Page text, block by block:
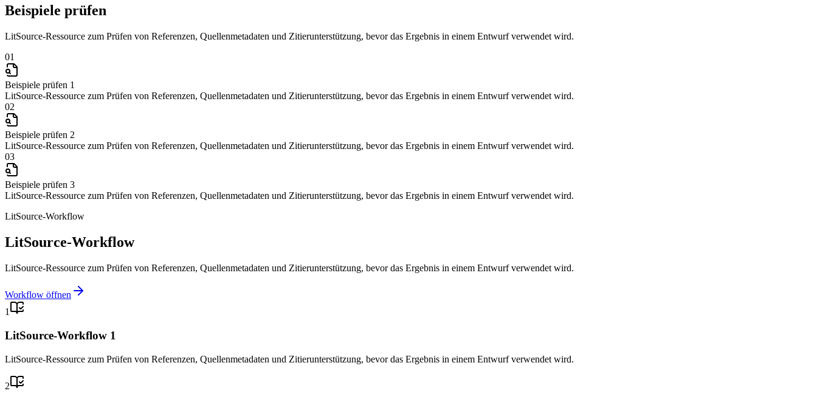
Beispiele prüfen
LitSource-Ressource zum Prüfen von Referenzen, Quellenmetadaten und Zitierunterstützung, bevor das Ergebnis in einem Entwurf verwendet wird.
01
Beispiele prüfen 1
LitSource-Ressource zum Prüfen von Referenzen, Quellenmetadaten und Zitierunterstützung, bevor das Ergebnis in einem Entwurf verwendet wird.
02
Beispiele prüfen 2
LitSource-Ressource zum Prüfen von Referenzen, Quellenmetadaten und Zitierunterstützung, bevor das Ergebnis in einem Entwurf verwendet wird.
03
Beispiele prüfen 3
LitSource-Ressource zum Prüfen von Referenzen, Quellenmetadaten und Zitierunterstützung, bevor das Ergebnis in einem Entwurf verwendet wird.
LitSource-Workflow
LitSource-Workflow
LitSource-Ressource zum Prüfen von Referenzen, Quellenmetadaten und Zitierunterstützung, bevor das Ergebnis in einem Entwurf verwendet wird.
Workflow öffnen
1
LitSource-Workflow 1
LitSource-Ressource zum Prüfen von Referenzen, Quellenmetadaten und Zitierunterstützung, bevor das Ergebnis in einem Entwurf verwendet wird.
2